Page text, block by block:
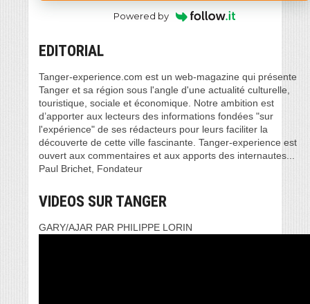
Powered by
EDITORIAL
Tanger-experience.com est un web-magazine qui présente
Tanger et sa région sous l'angle d'une actualité culturelle,
touristique, sociale et économique. Notre ambition est
d’apporter aux lecteurs des informations fondées "sur
l'expérience" de ses rédacteurs pour leurs faciliter la
découverte de cette ville fascinante. Tanger-experience est
ouvert aux commentaires et aux apports des internautes...
Paul Brichet, Fondateur
VIDEOS SUR TANGER
GARY/AJAR PAR PHILIPPE LORIN